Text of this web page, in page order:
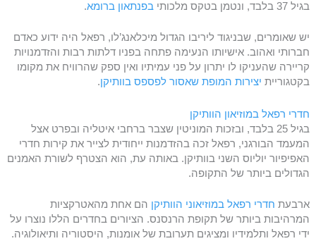
בגיל 37 בלבד, ונטמן בטקס מלכותי
בפנתאון ברומא.
יש שאומרים, שבניגוד ליריבו הגדול מיכלאנג’לו, רפאל היה ידוע כאדם
חברותי ואהוב. אישיותו הנעימה פתחה בפניו דלתות רבות והזדמנויות
קריירה שהעניקו לו יתרון על פני עמיתיו ואין ספק שהרוויח את מקומו
בקטגוריית יצירות המופת שאסור לפספס בוותיקן.
חדרי רפאל במוזיאון הוותיקן
בגיל 25 בלבד, ובזכות המוניטין שצבר ברחבי איטליה ובפרט אצל
המעמד הבורגני, רפאל זכה בהזדמנות ייחודית לצייר את קירות חדרי
האפיפיור יוליוס השני בוותיקן. באותה עת, הוא הצטרף לשורת האמנים
הגדולים ביותר של התקופה.
ארבעת חדרי רפאל במוזיאוני הוותיקן הם אחת מהאטרקציות
המרהיבות ביותר של תקופת הרנסנס. הציורים בחדרים הללו נוצרו על
ידי רפאל ותלמידיו ומציגים תערובת של אומנות, היסטוריה ותיאולוגיה.